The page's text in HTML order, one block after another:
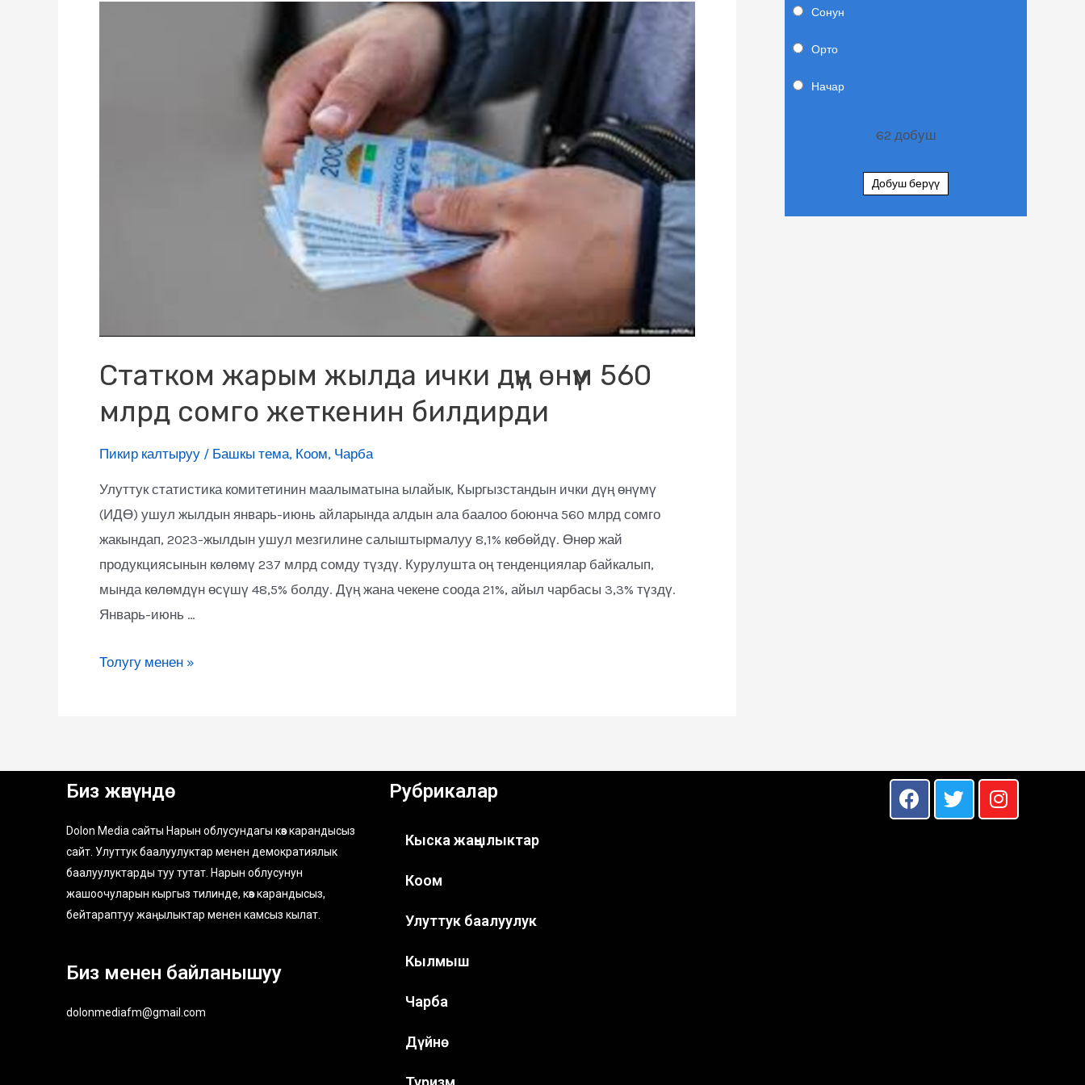
Статком жарым жылда ички дүң өнүм 560
млрд сомго жеткенин билдирди
Пикир калтыруу / Башкы тема, Коом, Чарба
Улуттук статистика комитетинин маалыматына ылайык, Кыргызстандын ички дүң өнүмү
(ИДӨ) ушул жылдын январь-июнь айларында алдын ала баалоо боюнча 560 млрд сомго
жакындап, 2023-жылдын ушул мезгилине салыштырмалуу 8,1% көбөйдү. Өнөр жай
продукциясынын көлөмү 237 млрд сомду түздү. Курулушта оң тенденциялар байкалып,
мында көлөмдүн өсүшү 48,5% болду. Дүң жана чекене соода 21%, айыл чарбасы 3,3% түздү.
Январь-июнь …
Толугу менен »
Сонун
Орто
Начар
62 добуш
Добуш берүү
Биз жөнүндө
Dolon Media сайты Нарын облусундагы көз карандысыз
сайт. Улуттук баалуулуктар менен демократиялык
баалуулуктарды туу тутат. Нарын облусунун
жашоочуларын кыргыз тилинде, көз карандысыз,
бейтараптуу жаңылыктар менен камсыз кылат.
Биз менен байланышуу
dolonmediafm@gmail.com
Рубрикалар
Кыска жаңылыктар
Коом
Улуттук баалуулук
Кылмыш
Чарба
Дүйнө